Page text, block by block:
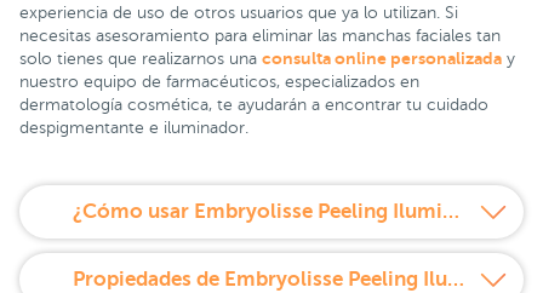
experiencia de uso de otros usuarios que ya lo utilizan. Si
necesitas asesoramiento para eliminar las manchas faciales tan
solo tienes que realizarnos una consulta online personalizada y
nuestro equipo de farmacéuticos, especializados en
dermatología cosmética, te ayudarán a encontrar tu cuidado
despigmentante e iluminador.
¿Cómo usar Embryolisse Peeling Iluminador de Noche?
Propiedades de Embryolisse Peeling Iluminador de Noche